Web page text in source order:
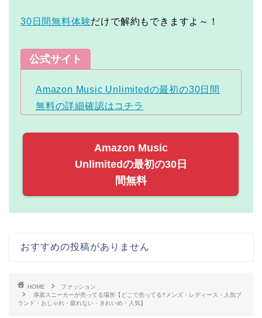
30日間無料体験だけで解約もできますよ～！
公式サイト
Amazon Music Unlimitedの最初の30日間
無料の詳細確認はコチラ
Amazon Music
Unlimitedの最初の30日
間無料
おすすめの投稿がありません
HOME
ファッション
厚底スニーカーが売ってる場所【どこで売ってる?メンズ・レディース・人気ブ
ランド・おしゃれ・疲れない・きれいめ・人気】